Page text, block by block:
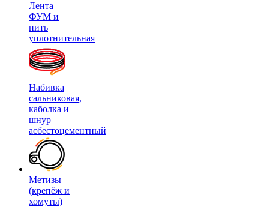
Лента
ФУМ и
нить
уплотнительная
Набивка
сальниковая,
каболка и
шнур
асбестоцементный
Метизы
(крепёж и
хомуты)